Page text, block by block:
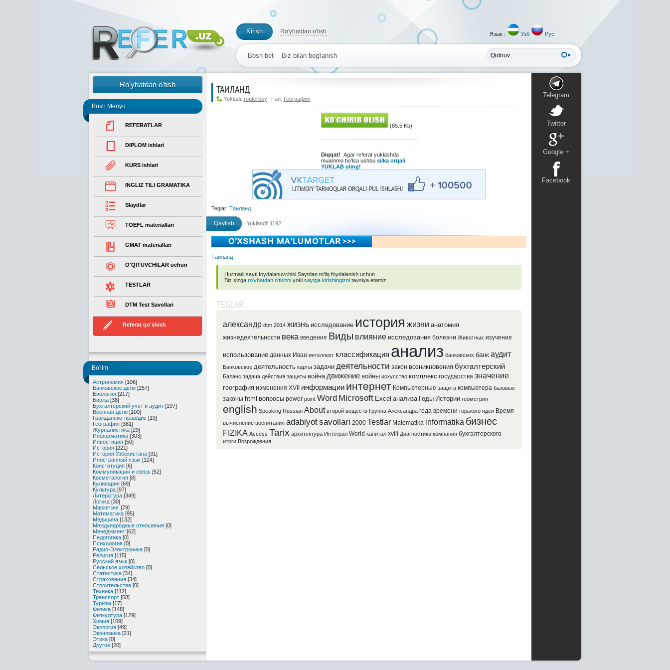
Kirish Ro'yhatdan o'tish Язык : Узб Рус
Bosh bet Biz bilan bog'lanish
Ro'yhatdan o'tish
Bosh Menyu
REFERATLAR
DIPLOM ishlari
KURS ishlari
INGLIZ TILI GRAMATIKA
Slaydlar
TOEFL materiallari
GMAT materiallari
O'QITUVCHILAR uchun
TESTLAR
DTM Test Savollari
Referat qo'shish
Bo'lim
Астрономия [106]
Банковское дело [257]
Биология [217]
Биржа [38]
Бухгалтерский учет и аудит [197]
Военная дело [100]
Гражданско-прав/дис [19]
География [381]
Журналистика [29]
Информатика [303]
Инвестиция [50]
История [221]
История Узбекистана [31]
Иностранный язык [124]
Конституция [6]
Коммуникации и связь [52]
Косметалогия [8]
Кулинария [69]
Культура [97]
Литература [349]
Логика [30]
Маркетинг [79]
Математика [95]
Медицина [132]
Международные отношения [0]
Менеджмент [62]
Педогогика [0]
Психология [0]
Радио-Электроника [0]
Религия [115]
Русский язык [0]
Сельское хозяйство [0]
Статистика [34]
Страхования [34]
Строительства [0]
Техника [112]
Транспорт [58]
Туризм [17]
Физика [148]
Физкултура [129]
Химия [109]
Экология [49]
Экономика [21]
Этика [0]
Другое [20]
Telegram
Twitter
Google +
Facebook
ТАИЛАНД
Yukladi: routerboy Fan: География
(85.5 Kb)
Diqqat! Agar referat yuklashda
muammo bo'lsa ushbu silka orqali
YUKLAB oling!
Teglar: Таиланд
Qaytish Yuklandi: 1192
Таиланд
Hurmatli sayti foydalanuvchisi.Saytdan to'liq foydalanish uchun
Biz sizga ro'yhatdan o'tishniyoki saytga kirishingiznitavsiya etamiz.
TEGLAR
александр dtm 2014 жизнь исследование история жизни анатомия
жизнедеятельности века введение Виды влияние исследования болезни Животных изучение
использование данных Иван интеллект классификация анализ банковских банк аудит
Банковское деятельность карты задачи деятельности закон возникновения бухгалтерский
Баланс задача действия защиты война движение войны искусство комплекс государства значение
география изменения XVII информации интернет Компьютерные защита компьютера базовые
законы html вопросы power point Word Microsoft Excel анализа Годы Истории геометрия
english Speaking Russian About второй веществ Группа Александра года времени горького идеи Время
вычисление воспитания adabiyotsavollari 2000 Testlar Matematika informatika бизнес
FIZIKA Access Tarix архитектура Интеграл World капитал xviii Диагностика компания бухгалтерского
итоги Возрождения